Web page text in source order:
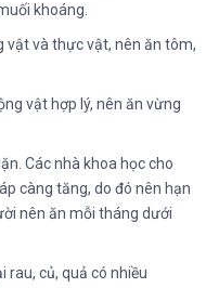
khoáng.
vật và thực vật, nên ăn tôm,
vật hợp lý, nên ăn vừng
Các nhà khoa học cho
càng tăng, do đó nên hạn
nên ăn mỗi tháng dưới
rau, củ, quả có nhiều